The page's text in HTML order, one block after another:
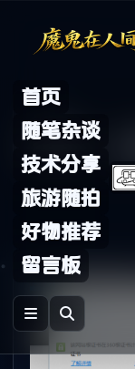
首页
随笔杂谈
技术分享
旅游随拍
好物推荐
留言板
Archive
标签：